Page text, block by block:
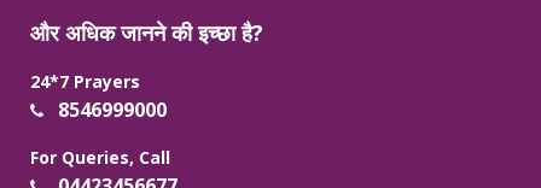
और अधिक जानने की इच्छा है?
24*7 Prayers
8546999000
For Queries, Call